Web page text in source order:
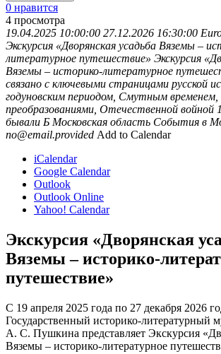
0 нравится
4 просмотра
19.04.2025 10:00:00 27.12.2026 16:30:00
Экскурсия «Дворянская усадьба Вяземы –
литературное путешествие» Экскурсия
Вяземы – историко-литературное
связано с ключевыми страницами русской
годуновским периодом, Смутным
преобразованиями, Отечественной войной
бывали Б Московская область События в
no@email.provided Add to Calendar
iCalendar
Google Calendar
Outlook
Outlook Online
Yahoo! Calendar
Экскурсия «Дворянская
Вяземы – историко-
путешествие»
С 19 апреля 2025 года по 27 декабря 2026
Государственный историко-литературный
А. С. Пушкина представляет Экскурсия
Вяземы – историко-литературное